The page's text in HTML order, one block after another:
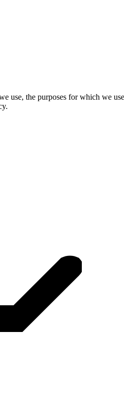
use, the purposes for which we